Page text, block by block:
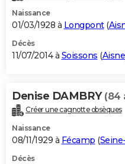
Naissance
01/03/1928 à Longpont(
Décès
11/07/2014 à Soissons (Aisne
Denise DAMBRY (84
Créer une cagnotte obsèques
Naissance
08/11/1929 à Fécamp (
Décès